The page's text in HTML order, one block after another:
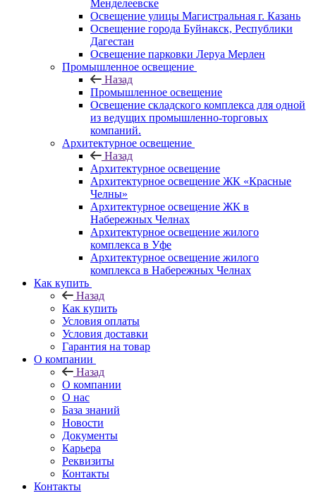
Менделеевске
Освещение улицы Магистральная г. Казань
Освещение города Буйнакск, Республики
Дагестан
Освещение парковки Леруа Мерлен
Промышленное освещение
Назад
Промышленное освещение
Освещение складского комплекса для одной
из ведущих промышленно-торговых
компаний.
Архитектурное освещение
Назад
Архитектурное освещение
Архитектурное освещение ЖК «Красные
Челны»
Архитектурное освещение ЖК в
Набережных Челнах
Архитектурное освещение жилого
комплекса в Уфе
Архитектурное освещение жилого
комплекса в Набережных Челнах
Как купить
Назад
Как купить
Условия оплаты
Условия доставки
Гарантия на товар
О компании
Назад
О компании
О нас
База знаний
Новости
Документы
Карьера
Реквизиты
Контакты
Контакты